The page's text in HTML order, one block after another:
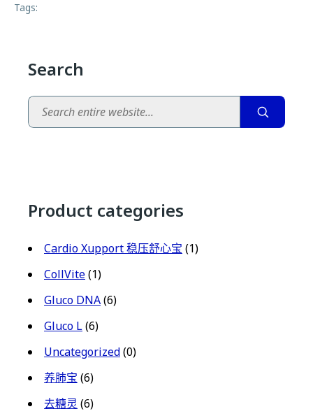
Tags:
Search
Search
Product categories
Cardio Xupport 稳压舒心宝 (1)
CollVite(1)
Gluco DNA(6)
Gluco L(6)
Uncategorized(0)
养肺宝 (6)
去糖灵(6)